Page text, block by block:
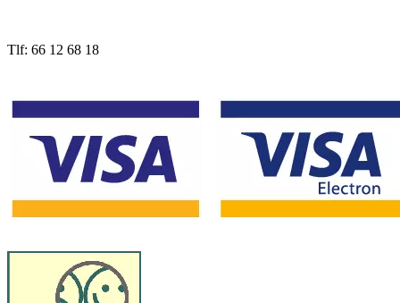
Tlf: 66 12 68 18